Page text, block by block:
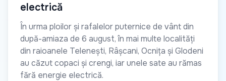
electrică
În urma ploilor și rafalelor puternice de vânt din
după-amiaza de 6 august, în mai multe localități
din raioanele Telenești, Râșcani, Ocnița și Glodeni
au căzut copaci și crengi, iar unele sate au rămas
fără energie electrică.